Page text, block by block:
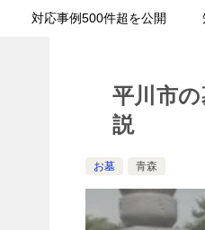
対応事例500件超を公開
平川市
説
お墓 青森